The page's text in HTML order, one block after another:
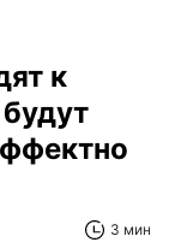
к
3 мин